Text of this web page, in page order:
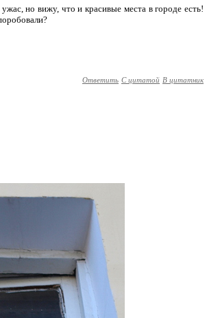
но вижу, что и красивые места в городе есть!
Ответить С цитатой В цитатник